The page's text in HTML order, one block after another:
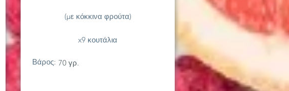
(με κόκκινα φρούτα)
x9 κουτάλια
Βάρος: 70 γρ.